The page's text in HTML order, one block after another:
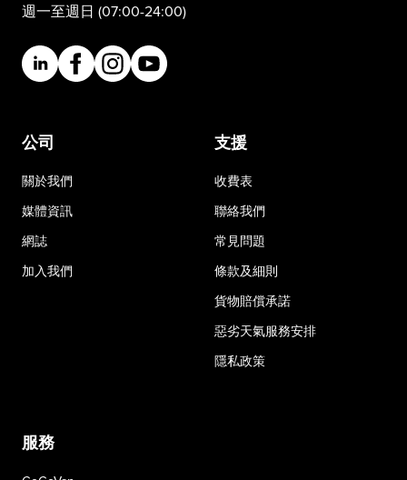
週一至週日 (07:00-24:00)
公司
關於我們
媒體資訊
網誌
加入我們
服務
支援
收費表
聯絡我們
常見問題
條款及細則
貨物賠償承諾
惡劣天氣服務安排
隱私政策